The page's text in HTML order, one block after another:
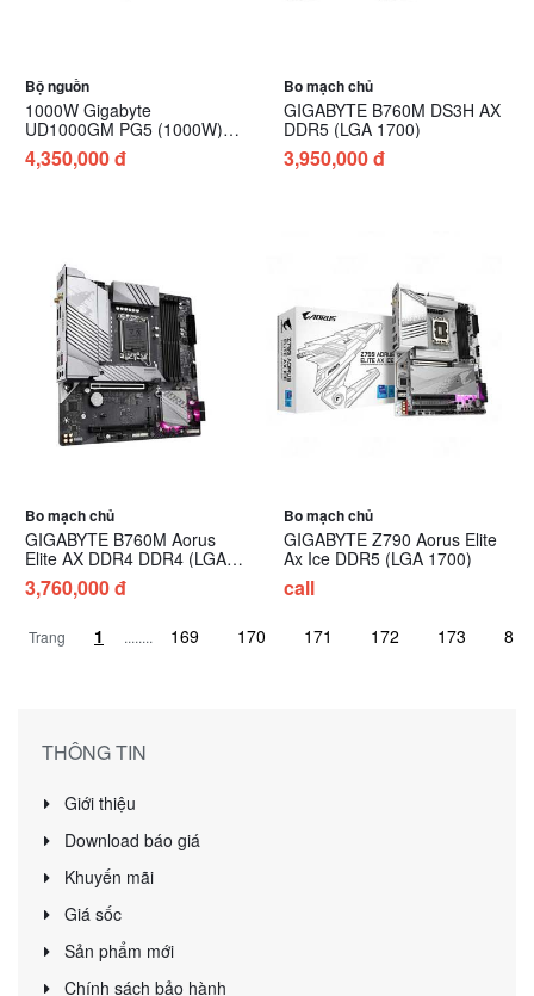
Bộ nguồn
1000W Gigabyte
UD1000GM PG5 (1000W)
1000W Gold
4,350,000 đ
Bo mạch chủ
GIGABYTE B760M DS3H AX
DDR5 (LGA 1700)
3,950,000 đ
Bo mạch chủ
GIGABYTE B760M Aorus
Elite AX DDR4 DDR4 (LGA
1700)
3,760,000 đ
Bo mạch chủ
GIGABYTE Z790 Aorus Elite
Ax Ice DDR5 (LGA 1700)
call
Trang ........
THÔNG TIN
Giới thiệu
Download báo giá
Khuyến mãi
Giá sốc
Sản phẩm mới
Chính sách bảo hành